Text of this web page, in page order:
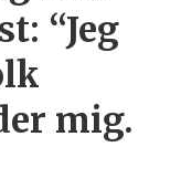
“Jeg
mig.